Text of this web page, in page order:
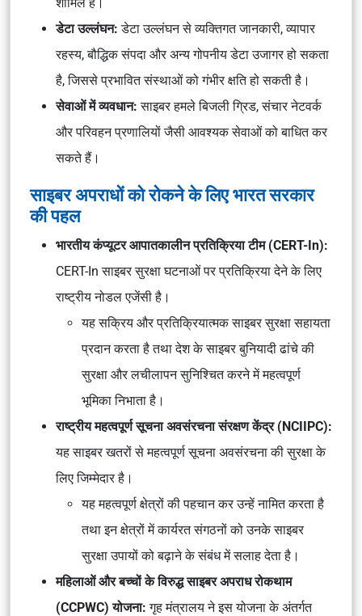
डेटा उल्लंघन:डेटा उल्लंघन से व्यक्तिगत जानकारी, व्यापार
रहस्य, बौद्धिक संपदा और अन्य गोपनीय डेटा उजागर हो सकता
है, जिससे प्रभावित संस्थाओं को गंभीर क्षति हो सकती है।
सेवाओं में व्यवधान:साइबर हमले बिजली ग्रिड, संचार नेटवर्क
और परिवहन प्रणालियों जैसी आवश्यक सेवाओं को बाधित कर
सकते हैं।
साइबर अपराधों को रोकने के लिए भारत सरकार
की पहल
भारतीय कंप्यूटर आपातकालीन प्रतिक्रिया टीम (CERT-In):
CERT-In साइबर सुरक्षा घटनाओं पर प्रतिक्रिया देने के लिए
राष्ट्रीय नोडल एजेंसी है।
यह सक्रिय और प्रतिक्रियात्मक साइबर सुरक्षा सहायता
प्रदान करता है तथा देश के साइबर बुनियादी ढांचे की
सुरक्षा और लचीलापन सुनिश्चित करने में महत्वपूर्ण
भूमिका निभाता है।
राष्ट्रीय महत्वपूर्ण सूचना अवसंरचना संरक्षण केंद्र (NCIIPC):
यह साइबर खतरों से महत्वपूर्ण सूचना अवसंरचना की सुरक्षा के
लिए जिम्मेदार है।
यह महत्वपूर्ण क्षेत्रों की पहचान कर उन्हें नामित करता है
तथा इन क्षेत्रों में कार्यरत संगठनों को उनके साइबर
सुरक्षा उपायों को बढ़ाने के संबंध में सलाह देता है।
महिलाओं और बच्चों के विरुद्ध साइबर अपराध रोकथाम
(CCPWC) योजना:गृह मंत्रालय ने इस योजना के अंतर्गत